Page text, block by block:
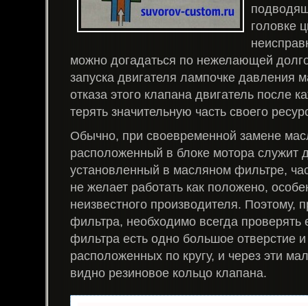
головке
можно догадаться по нежелающей
запуска двигателя лампочке давления
отказа этого клапана двигатель после
терять значительную часть своего
Обычно, при своевременной замене
расположенный в блоке мотора служит
установленный в масляном фильтре,
не желает работать как положено,
неизвестного производителя. Поэтому,
фильтра, необходимо всегда проверять
фильтра есть одно большое отверстие
расположенных по кругу, и через эти
видно резиновое кольцо клапана.